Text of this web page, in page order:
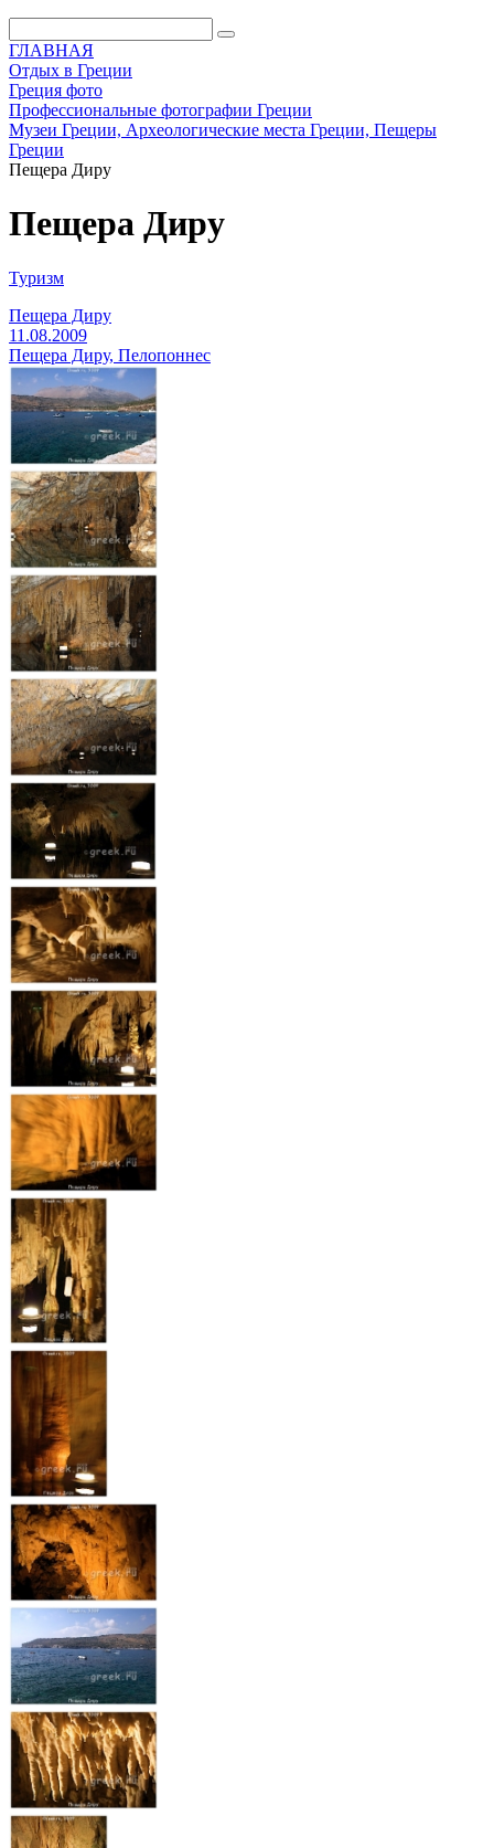
ГЛАВНАЯ
Отдых в Греции
Греция фото
Профессиональные фотографии Греции
Музеи Греции, Археологические места Греции, Пещеры
Греции
Пещера Диру
Пещера Диру
Туризм
Пещера Диру
11.08.2009
Пещера Диру, Пелопоннес